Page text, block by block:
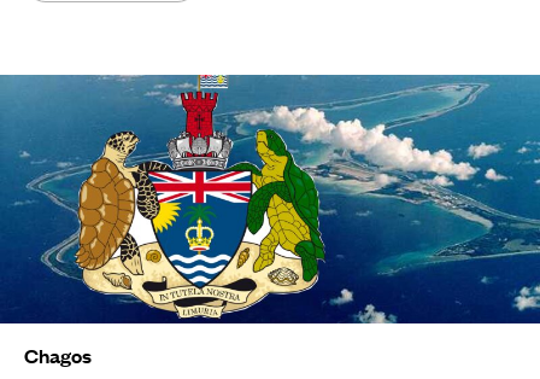
Chagos